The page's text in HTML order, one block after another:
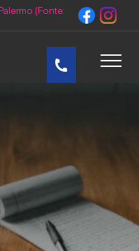
(Fonte:
Noi